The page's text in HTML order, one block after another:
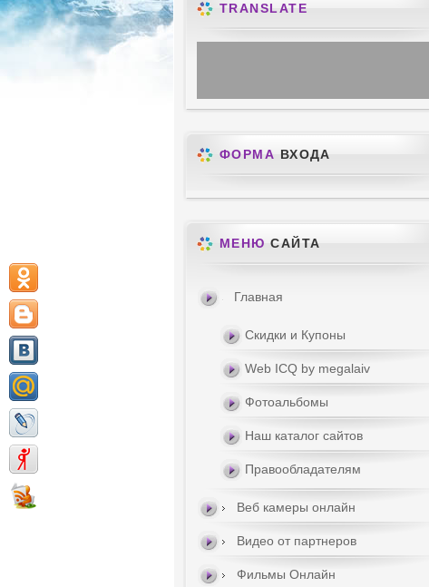
TRANSLATE
ФОРМА ВХОДА
МЕНЮ САЙТА
Главная
Скидки и Купоны
Web ICQ by megalaiv
Фотоальбомы
Наш каталог сайтов
Правообладателям
Веб камеры онлайн
Видео от партнеров
Фильмы Онлайн